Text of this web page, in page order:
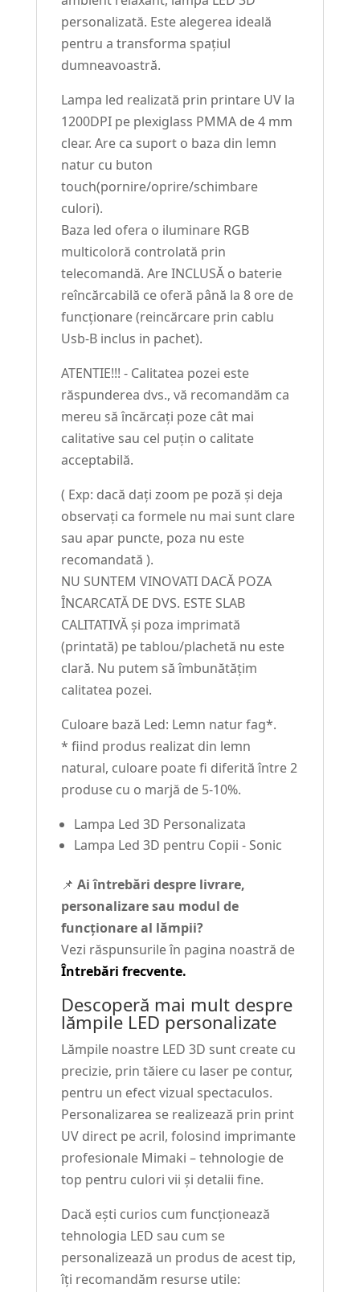
personalizată. Este alegerea ideală
pentru a transforma spațiul
dumneavoastră.
Lampa led realizată prin printare UV la
1200DPI pe plexiglass PMMA de 4 mm
clear. Are ca suport o baza din lemn
natur cu buton
touch(pornire/oprire/schimbare
culori).
Baza led ofera o iluminare RGB
multicoloră controlată prin
telecomandă. Are INCLUSĂ o baterie
reîncărcabilă ce oferă până la 8 ore de
funcționare (reincărcare prin cablu
Usb-B inclus in pachet).
ATENTIE!!! - Calitatea pozei este
răspunderea dvs., vă recomandăm ca
mereu să încărcați poze cât mai
calitative sau cel puțin o calitate
acceptabilă.
( Exp: dacă dați zoom pe poză și deja
observați ca formele nu mai sunt clare
sau apar puncte, poza nu este
recomandată ).
NU SUNTEM VINOVATI DACĂ POZA
ÎNCARCATĂ DE DVS. ESTE SLAB
CALITATIVĂ și poza imprimată
(printată) pe tablou/plachetă nu este
clară. Nu putem să îmbunătățim
calitatea pozei.
Culoare bază Led: Lemn natur fag*.
* fiind produs realizat din lemn
natural, culoare poate fi diferită între 2
produse cu o marjă de 5-10%.
Lampa Led 3D Personalizata
Lampa Led 3D pentru Copii - Sonic
📌 Ai întrebări despre livrare,
personalizare sau modul de
funcționare al lămpii?
Vezi răspunsurile în pagina noastră de
Întrebări frecvente.
Descoperă mai mult despre
lămpile LED personalizate
Lămpile noastre LED 3D sunt create cu
precizie, prin tăiere cu laser pe contur,
pentru un efect vizual spectaculos.
Personalizarea se realizează prin print
UV direct pe acril, folosind imprimante
profesionale Mimaki – tehnologie de
top pentru culori vii și detalii fine.
Dacă ești curios cum funcționează
tehnologia LED sau cum se
personalizează un produs de acest tip,
îți recomandăm resurse utile: